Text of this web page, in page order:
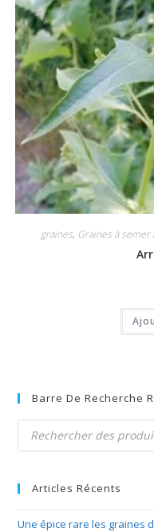
graines, Graines à semer
Barre De Recherche
Recherche
produits
Articles Récents
Une épice rare les graines